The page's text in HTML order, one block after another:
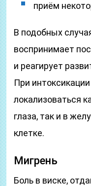
приём
В подобных
воспринимает
и реагирует
При
локализоваться
глаза, так и в
клетке.
Мигрень
Боль в виске,